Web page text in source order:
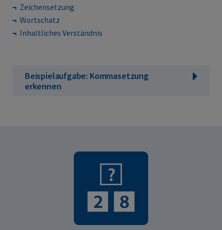
Zeichensetzung
Wortschatz
Inhaltliches Verständnis
Beispielaufgabe: Kommasetzung
erkennen